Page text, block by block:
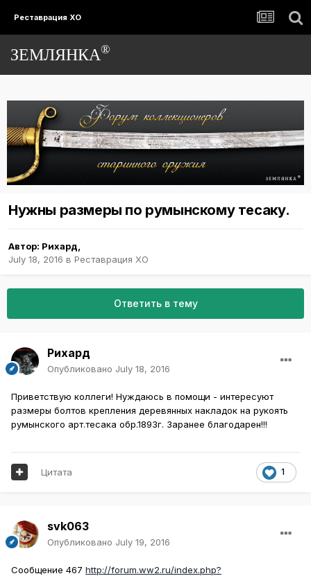
Реставрация ХО
ЗЕМЛЯНКА®
Нужны размеры по румынскому тесаку.
Автор: Рихард
July 18, 2016 в Реставрация ХО
Ответить в тему
Рихард
Опубликовано July 18, 2016
Приветствую коллеги! Нуждаюсь в помощи - интересуют
размеры болтов крепления деревянных накладок на рукоять
румынского арт.тесака обр.1893г. Заранее благодарен!!!
1
Цитата
svk063
Опубликовано July 19, 2016
Сообщение 467 http://forum.ww2.ru/index.php?